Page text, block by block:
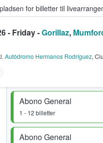
for billetter til
køber og sælger
- Friday -Gorillaz,
Autódromo Hermanos Rodríguez,
Abono General
1 - 12 billetter
Abono General